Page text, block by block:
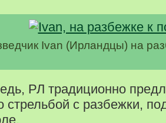
Ivan (Ирландцы) на
РЛ традиционно
стрельбой с разбежки,